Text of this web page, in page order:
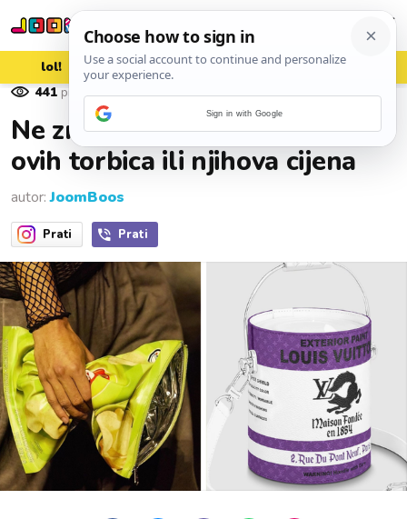
lol! aww vrh!
woot?!
441 pregleda 07. srpnja 2026.
Ne zna se što je luđe, dizajn
ovih torbica ili njihova cijena
autor:JoomBoos
Prati Prati
Sign in with Google